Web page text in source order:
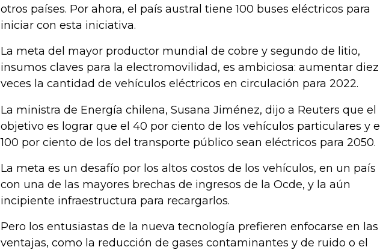
otros países. Por ahora, el país austral tiene 100 buses eléctricos para
iniciar con esta iniciativa.
La meta del mayor productor mundial de cobre y segundo de litio,
insumos claves para la electromovilidad, es ambiciosa: aumentar diez
veces la cantidad de vehículos eléctricos en circulación para 2022.
La ministra de Energía chilena, Susana Jiménez, dijo a Reuters que el
objetivo es lograr que el 40 por ciento de los vehículos particulares y el
100 por ciento de los del transporte público sean eléctricos para 2050.
La meta es un desafío por los altos costos de los vehículos, en un país
con una de las mayores brechas de ingresos de la Ocde, y la aún
incipiente infraestructura para recargarlos.
Pero los entusiastas de la nueva tecnología prefieren enfocarse en las
ventajas, como la reducción de gases contaminantes y de ruido o el